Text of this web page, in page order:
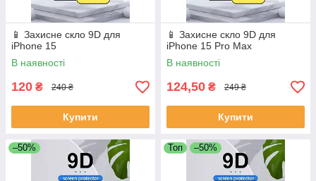
📱 Захисне скло 9D для
iPhone 15
В наявності
120 ₴ 240 ₴
Купити
📱 Захисне скло 9D для
iPhone 15 Pro Max
В наявності
124,50 ₴ 249 ₴
Купити
–50% Топ –50%